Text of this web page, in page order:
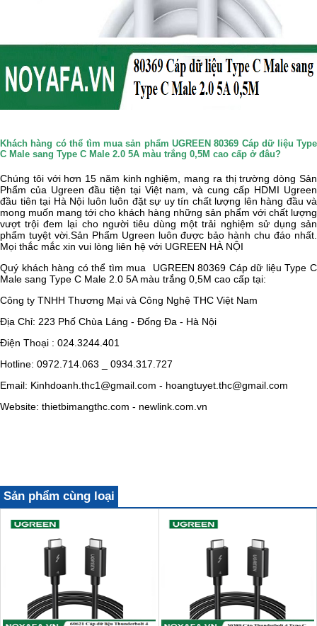
Khách hàng có thể tìm mua sản phẩm UGREEN 80369 Cáp dữ liệu Type
C Male sang Type C Male 2.0 5A màu trắng 0,5M cao cấp ở đâu?
Chúng tôi với hơn 15 năm kinh nghiệm, mang ra thị trường dòng Sản
Phẩm của Ugreen đầu tiện tại Việt nam, và cung cấp HDMI Ugreen
đầu tiên tại Hà Nội luôn luôn đặt sự uy tín chất lượng lên hàng đầu và
mong muốn mang tới cho khách hàng những sản phẩm với chất lượng
vượt trội đem lại cho người tiêu dùng một trải nghiệm sử dụng sản
phẩm tuyệt vời.Sản Phẩm Ugreen luôn được bảo hành chu đáo nhất.
Mọi thắc mắc xin vui lòng liên hệ với UGREEN HÀ NỘI
Quý khách hàng có thể tìm mua
UGREEN 80369 Cáp dữ liệu Type C
Male sang Type C Male 2.0 5A màu trắng 0,5M cao cấp tại:
Công ty TNHH Thương Mại và Công Nghệ THC Việt Nam
Địa Chỉ: 223 Phố Chùa Láng - Đống Đa - Hà Nội
Điện Thoại : 024.3244.401
Hotline: 0972.714.063 _ 0934.317.727
Email: Kinhdoanh.thc1@gmail.com - hoangtuyet.thc@gmail.com
Website: thietbimangthc.com - newlink.com.vn
Sản phẩm cùng loại